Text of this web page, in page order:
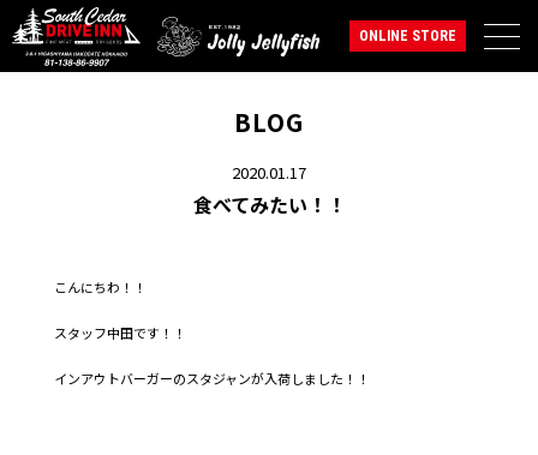
ONLINE STORE
BLOG
2020.01.17
食べてみたい！！
こんにちわ！！
スタッフ中田です！！
インアウトバーガーのスタジャンが入荷しました！！